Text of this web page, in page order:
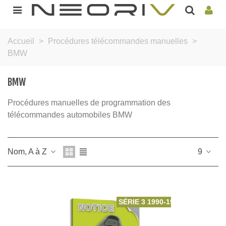
Accueil > Procédures télécommandes manuelles
>
BMW
BMW
Procédures manuelles de programmation des
télécommandes automobiles BMW
Nom, A à Z 9
SÉRIE 3 1990-1999